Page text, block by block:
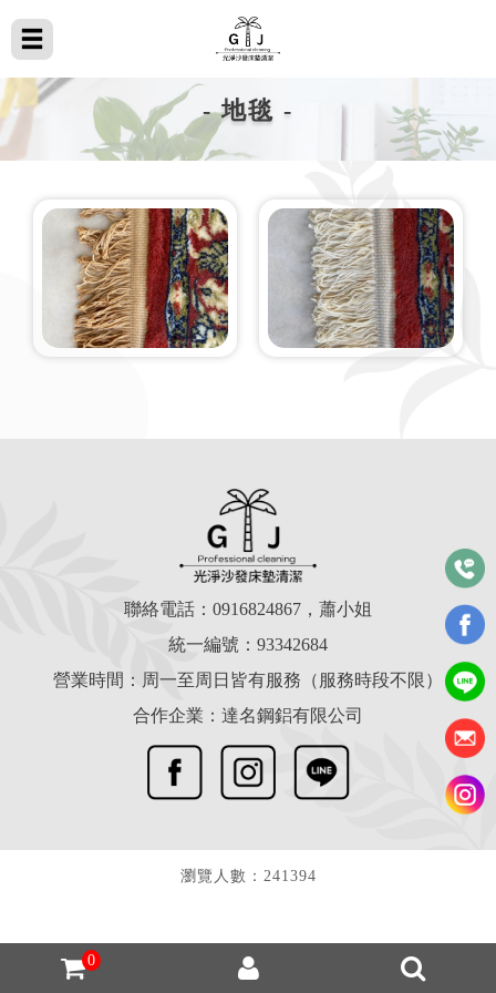
0
- 地毯 -
聯絡電話： 0916824867 ，蕭小姐
統一編號：93342684
營業時間：周一至周日皆有服務（服務時段不限）
合作企業：達名鋼鋁有限公司
瀏覽人數：241394